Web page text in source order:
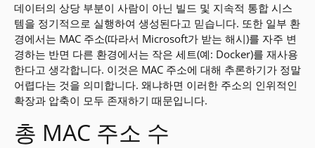
데이터의 상당 부분이 사람이 아닌 빌드 및 지속적 통합 시스
템을 정기적으로 실행하여 생성된다고 믿습니다. 또한 일부 환
경에서는 MAC 주소(따라서 Microsoft가 받는 해시)를 자주 변
경하는 반면 다른 환경에서는 작은 세트(예: Docker)를 재사용
한다고 생각합니다. 이것은 MAC 주소에 대해 추론하기가 정말
어렵다는 것을 의미합니다. 왜냐하면 이러한 주소의 인위적인
확장과 압축이 모두 존재하기 때문입니다.
총 MAC 주소 수